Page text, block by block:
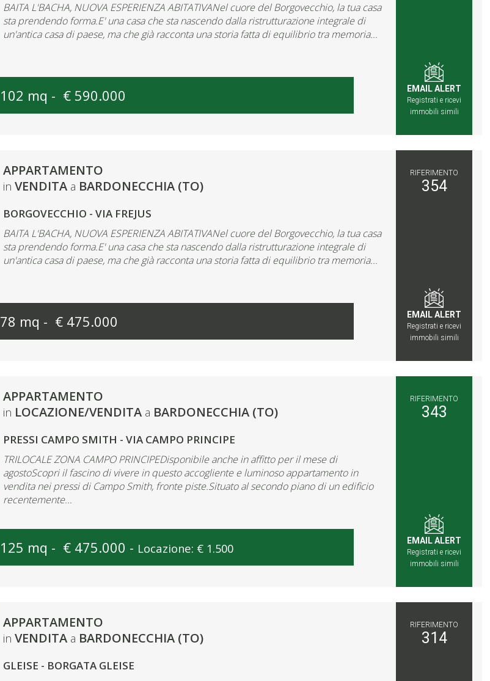
BAITA L'BACHA, NUOVA ESPERIENZA ABITATIVANel cuore del Borgovecchio, la tua casa
sta prendendo forma.E' una casa che sta nascendo dalla ristrutturazione integrale di
un'antica casa di paese, ma che già racconta una storia fatta di equilibrio tra memoria...
102 mq - € 590.000 EMAIL ALERT
Registrati e ricevi
immobili simili
APPARTAMENTO
inVENDITA a BARDONECCHIA (TO)
BORGOVECCHIO - VIA FREJUS
BAITA L'BACHA, NUOVA ESPERIENZA ABITATIVANel cuore del Borgovecchio, la tua casa
sta prendendo forma.E' una casa che sta nascendo dalla ristrutturazione integrale di
un'antica casa di paese, ma che già racconta una storia fatta di equilibrio tra memoria...
78 mq - € 475.000
RIFERIMENTO
354
EMAIL ALERT
Registrati e ricevi
immobili simili
APPARTAMENTO
in LOCAZIONE/VENDITA a BARDONECCHIA (TO)
PRESSI CAMPO SMITH - VIA CAMPO PRINCIPE
TRILOCALE ZONA CAMPO PRINCIPEDisponibile anche in affitto per il mese di
agostoScopri il fascino di vivere in questo accogliente e luminoso appartamento in
vendita nei pressi di Campo Smith, fronte piste.Situato al secondo piano di un edificio
recentemente...
125 mq - € 475.000 - Locazione: € 1.500
RIFERIMENTO
343
EMAIL ALERT
Registrati e ricevi
immobili simili
APPARTAMENTO
inVENDITA a BARDONECCHIA (TO)
GLEISE - BORGATA GLEISE
RIFERIMENTO
314